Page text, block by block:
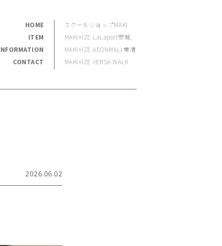
HOME
ITEM
CONTACT
スクールショップMAKI
MAKI+IZE LaLaport安城
MAKI+IZE AEONMALL常滑
MAKI+IZE VERSA WALK
2026.06.02